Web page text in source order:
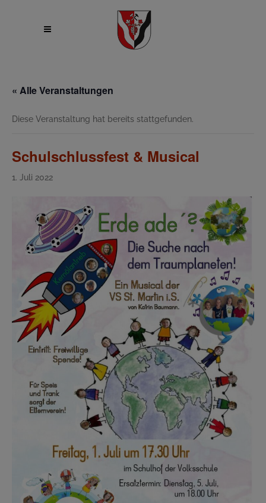
« Alle Veranstaltungen
Diese Veranstaltung hat bereits stattgefunden.
Schulschlussfest & Musical
1. Juli 2022